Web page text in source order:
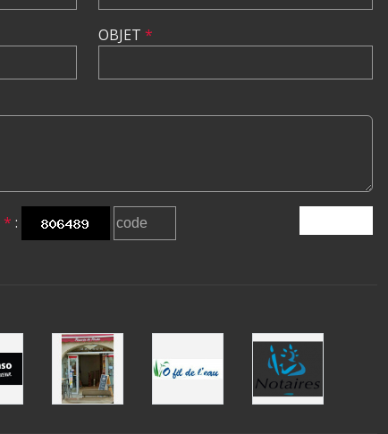
OBJET *
* :